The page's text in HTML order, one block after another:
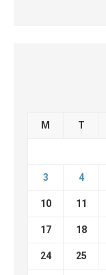
M T
3 4
10 11
17 18
24 25